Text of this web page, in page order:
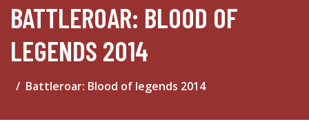
BATTLEROAR: BLOOD OF
LEGENDS 2014
Battleroar: Blood of legends 2014